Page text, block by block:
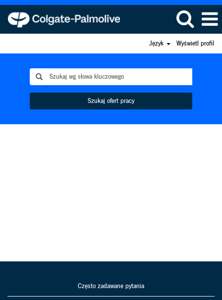
Język Wyświetl profil
Szukaj ofert pracy
Często zadawane pytania